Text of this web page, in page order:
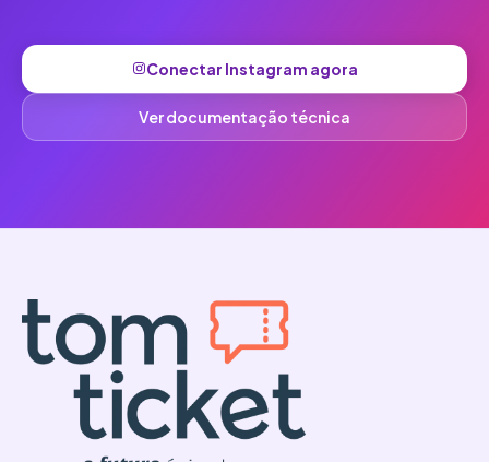
Conectar Instagram agora
Ver documentação técnica